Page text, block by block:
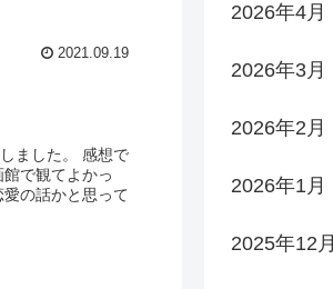
2021.09.19
ました。 感想で
で観てよかっ
の話かと思って
2026年4月
2026年3月
2026年2月
2026年1月
2025年12月